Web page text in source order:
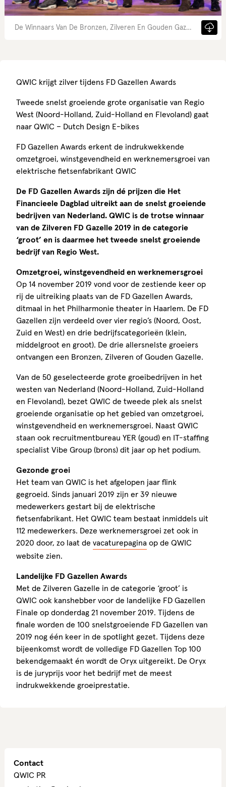
De Winnaars Van De Bronzen, Zilveren En Gouden Gazelle In De Categorie Groot
QWIC krijgt zilver tijdens FD Gazellen Awards
Tweede snelst groeiende grote organisatie van Regio
West (Noord-Holland, Zuid-Holland en Flevoland) gaat
naar QWIC – Dutch Design E-bikes
FD Gazellen Awards erkent de indrukwekkende
omzetgroei, winstgevendheid en werknemersgroei van
elektrische fietsenfabrikant QWIC
De FD Gazellen Awards zijn dé prijzen die Het
Financieele Dagblad uitreikt aan de snelst groeiende
bedrijven van Nederland. QWIC is de trotse winnaar
van de Zilveren FD Gazelle 2019 in de categorie
‘groot’ en is daarmee het tweede snelst groeiende
bedrijf van Regio West.
Omzetgroei, winstgevendheid en werknemersgroei
Op 14 november 2019 vond voor de zestiende keer op
rij de uitreiking plaats van de FD Gazellen Awards,
ditmaal in het Philharmonie theater in Haarlem. De FD
Gazellen zijn verdeeld over vier regio’s (Noord, Oost,
Zuid en West) en drie bedrijfscategorieën (klein,
middelgroot en groot). De drie allersnelste groeiers
ontvangen een Bronzen, Zilveren of Gouden Gazelle.
Van de 50 geselecteerde grote groeibedrijven in het
westen van Nederland (Noord-Holland, Zuid-Holland
en Flevoland), bezet QWIC de tweede plek als snelst
groeiende organisatie op het gebied van omzetgroei,
winstgevendheid en werknemersgroei. Naast QWIC
staan ook recruitmentbureau YER (goud) en IT-staffing
specialist Vibe Group (brons) dit jaar op het podium.
Gezonde groei
Het team van QWIC is het afgelopen jaar flink
gegroeid. Sinds januari 2019 zijn er 39 nieuwe
medewerkers gestart bij de elektrische
fietsenfabrikant. Het QWIC team bestaat inmiddels uit
112 medewerkers. Deze werknemersgroei zet ook in
2020 door, zo laat de vacaturepagina op de QWIC
website zien.
Landelijke FD Gazellen Awards
Met de Zilveren Gazelle in de categorie ‘groot’ is
QWIC ook kanshebber voor de landelijke FD Gazellen
Finale op donderdag 21 november 2019. Tijdens de
finale worden de 100 snelstgroeiende FD Gazellen van
2019 nog één keer in de spotlight gezet. Tijdens deze
bijeenkomst wordt de volledige FD Gazellen Top 100
bekendgemaakt én wordt de Oryx uitgereikt. De Oryx
is de juryprijs voor het bedrijf met de meest
indrukwekkende groeiprestatie.
Contact
QWIC PR